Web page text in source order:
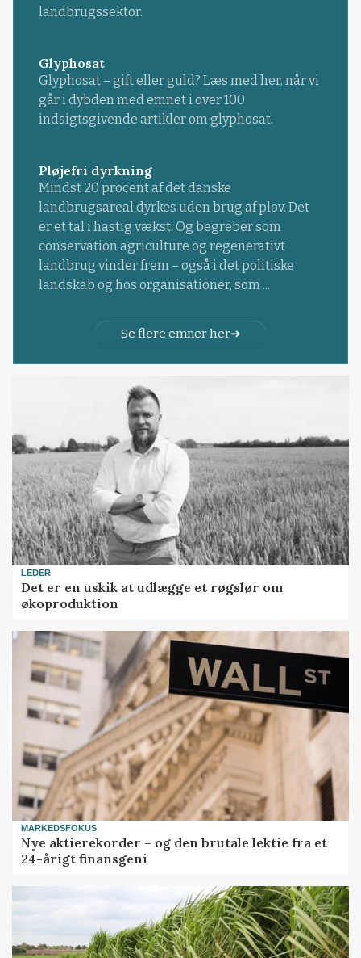
landbrugssektor.
Glyphosat
Glyphosat – gift eller guld? Læs med her, når vi
går i dybden med emnet i over 100
indsigtsgivende artikler om glyphosat.
Pløjefri dyrkning
Mindst 20 procent af det danske
landbrugsareal dyrkes uden brug af plov. Det
er et tal i hastig vækst. Og begreber som
conservation agriculture og regenerativt
landbrug vinder frem – også i det politiske
landskab og hos organisationer, som ...
Se flere emner her
LEDER
Det er en uskik at udlægge et røgslør om
økoproduktion
MARKEDSFOKUS
Nye aktierekorder – og den brutale lektie fra et
24-årigt finansgeni